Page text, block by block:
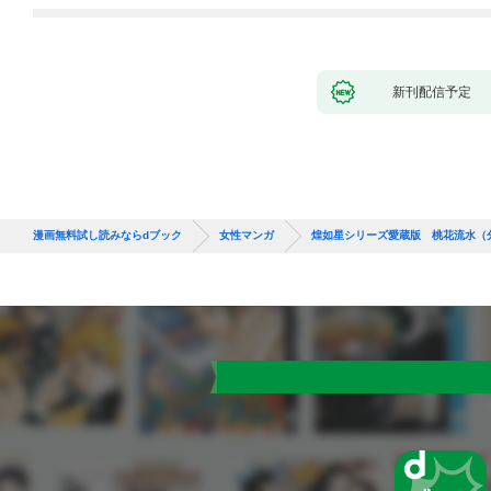
新刊配信予定
漫画無料試し読みならdブック 女性マンガ 煌如星シリーズ愛蔵版 桃花流水（